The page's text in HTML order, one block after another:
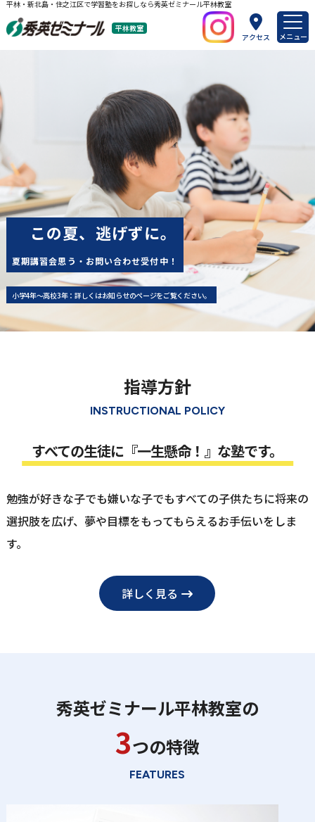
平林・新北島・住之江区で学習塾をお探しなら秀英ゼミナール平林教室
平林教室
アクセス
メニュー
この夏、逃げずに。
夏期講習会思う・お問い合わせ受付中！
小学4年～高校3年：詳しくはお知らせのページをご覧ください。
指導方針
INSTRUCTIONAL POLICY
すべての⽣徒に『⼀⽣懸命！』な塾です。
勉強が好きな⼦でも嫌いな⼦でもすべての⼦供たちに将来の
選択肢を広げ、 夢や⽬標をもってもらえるお⼿伝いをしま
す。
詳しく見る
秀英ゼミナール平林教室の
3つの特徴
FEATURES